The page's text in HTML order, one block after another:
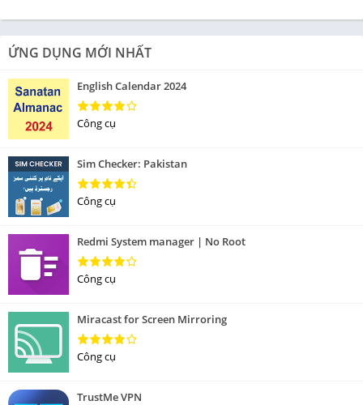
ỨNG DỤNG MỚI NHẤT
English Calendar 2024
Công cụ
Sim Checker: Pakistan
Công cụ
Redmi System manager | No Root
Công cụ
Miracast for Screen Mirroring
Công cụ
TrustMe VPN